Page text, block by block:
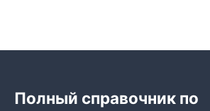
Полный справочник по